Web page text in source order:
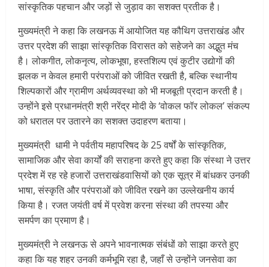
सांस्कृतिक पहचान और जड़ों से जुड़ाव का सशक्त प्रतीक है।
मुख्यमंत्री ने कहा कि लखनऊ में आयोजित यह कौथिग उत्तराखंड और
उत्तर प्रदेश की साझा सांस्कृतिक विरासत को सहेजने का अद्भुत मंच
है। लोकगीत, लोकनृत्य, लोकभूषा, हस्तशिल्प एवं कुटीर उद्योगों की
झलक न केवल हमारी परंपराओं को जीवित रखती है, बल्कि स्थानीय
शिल्पकारों और ग्रामीण अर्थव्यवस्था को भी मजबूती प्रदान करती है।
उन्होंने इसे प्रधानमंत्री श्री नरेंद्र मोदी के ‘वोकल फॉर लोकल’ संकल्प
को धरातल पर उतारने का सशक्त उदाहरण बताया।
मुख्यमंत्री धामी ने पर्वतीय महापरिषद के 25 वर्षों के सांस्कृतिक,
सामाजिक और सेवा कार्यों की सराहना करते हुए कहा कि संस्था ने उत्तर
प्रदेश में रह रहे हजारों उत्तराखंडवासियों को एक सूत्र में बांधकर उनकी
भाषा, संस्कृति और परंपराओं को जीवित रखने का उल्लेखनीय कार्य
किया है। रजत जयंती वर्ष में प्रवेश करना संस्था की तपस्या और
समर्पण का प्रमाण है।
मुख्यमंत्री ने लखनऊ से अपने भावनात्मक संबंधों को साझा करते हुए
कहा कि यह शहर उनकी कर्मभूमि रहा है, जहाँ से उन्होंने जनसेवा का